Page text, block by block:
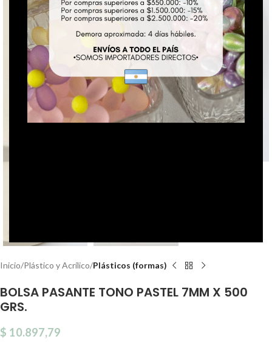
Inicio Plástico y Acrílico Plásticos (formas)
BOLSA PASANTE TONO PASTEL 7MM X 500
GRS.
$ 10.897,79